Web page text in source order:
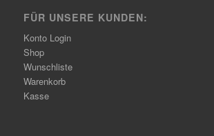
FÜR UNSERE KUNDEN:
Konto Login
Shop
Wunschliste
Warenkorb
Kasse